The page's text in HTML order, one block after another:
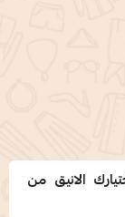
الانيق من